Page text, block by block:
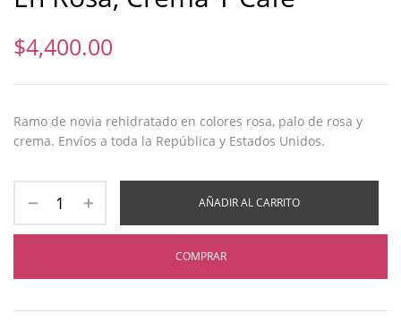
$4,400.00
Ramo de novia rehidratado en colores rosa, palo de rosa y
crema. Envíos a toda la República y Estados Unidos.
AÑADIR AL CARRITO
COMPRAR